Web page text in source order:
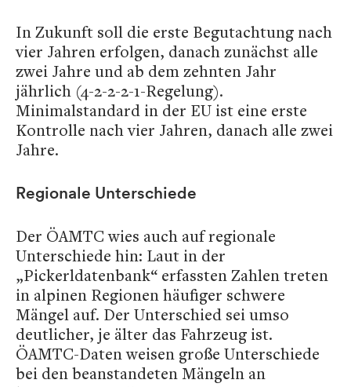
In Zukunft soll die erste Begutachtung nach
vier Jahren erfolgen, danach zunächst alle
zwei Jahre und ab dem zehnten Jahr
jährlich (4-2-2-2-1-Regelung).
Minimalstandard in der EU ist eine erste
Kontrolle nach vier Jahren, danach alle zwei
Jahre.
Regionale Unterschiede
Der ÖAMTC wies auch auf regionale
Unterschiede hin: Laut in der
„Pickerldatenbank“ erfassten Zahlen treten
in alpinen Regionen häufiger schwere
Mängel auf. Der Unterschied sei umso
deutlicher, je älter das Fahrzeug ist.
ÖAMTC-Daten weisen große Unterschiede
bei den beanstandeten Mängeln an